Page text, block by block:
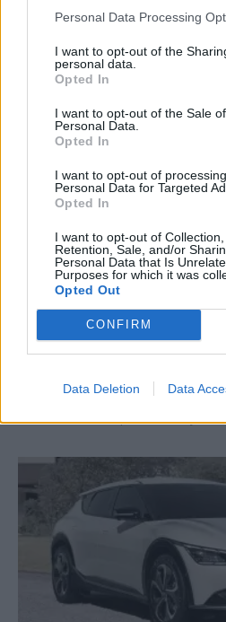
Personal Data Processing
I want to opt-out of the
personal data.
Opted In
I want to opt-out of the Sale
Personal Data.
Opted In
I want to opt-out of
Personal Data for Targeted
Opted In
I want to opt-out of Collection,
Retention, Sale, and/or
Personal Data that Is
Purposes for which it was
Opted Out
CONFIRM
Data Deletion Data
Újabb európai
2021-12-02
Hamarosan mind a 4 XPeng
Európában.
Jövőre megérkezik az
2021-07-13
Már biztos az európai Rivian